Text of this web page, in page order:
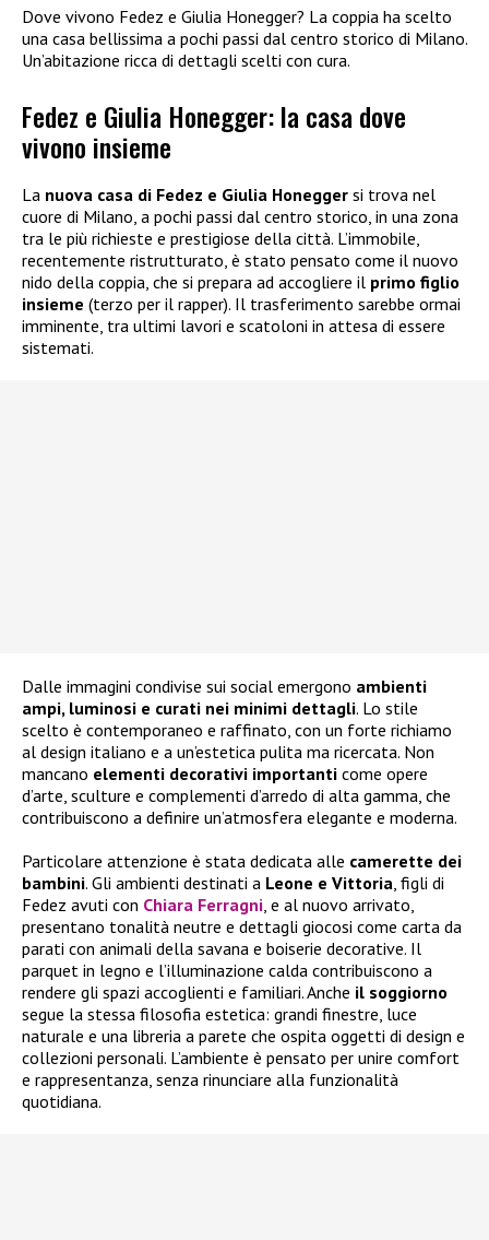
Dove vivono Fedez e Giulia Honegger? La coppia ha scelto
una casa bellissima a pochi passi dal centro storico di Milano.
Un’abitazione ricca di dettagli scelti con cura.
Fedez e Giulia Honegger: la casa dove
vivono insieme
La nuova casa di Fedez e Giulia Honegger si trova nel
cuore di Milano, a pochi passi dal centro storico, in una zona
tra le più richieste e prestigiose della città. L’immobile,
recentemente ristrutturato, è stato pensato come il nuovo
nido della coppia, che si prepara ad accogliere il primo figlio
insieme (terzo per il rapper). Il trasferimento sarebbe ormai
imminente, tra ultimi lavori e scatoloni in attesa di essere
sistemati.
Dalle immagini condivise sui social emergono ambienti
ampi, luminosi e curati nei minimi dettagli. Lo stile
scelto è contemporaneo e raffinato, con un forte richiamo
al design italiano e a un’estetica pulita ma ricercata. Non
mancano elementi decorativi importanti come opere
d’arte, sculture e complementi d’arredo di alta gamma, che
contribuiscono a definire un’atmosfera elegante e moderna.
Particolare attenzione è stata dedicata alle camerette dei
bambini. Gli ambienti destinati a Leone e Vittoria , figli di
Fedez avuti con Chiara Ferragni , e al nuovo arrivato,
presentano tonalità neutre e dettagli giocosi come carta da
parati con animali della savana e boiserie decorative. Il
parquet in legno e l’illuminazione calda contribuiscono a
rendere gli spazi accoglienti e familiari. Anche il soggiorno
segue la stessa filosofia estetica: grandi finestre, luce
naturale e una libreria a parete che ospita oggetti di design e
collezioni personali. L’ambiente è pensato per unire comfort
e rappresentanza, senza rinunciare alla funzionalità
quotidiana.